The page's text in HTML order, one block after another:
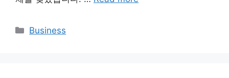
Categories
Business